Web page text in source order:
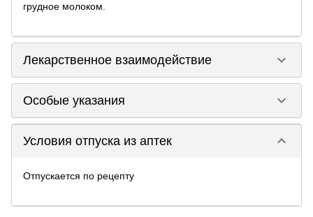
грудное молоком.
Лекарственное взаимодействие keyboard_arrow_down
Особые указания keyboard_arrow_down
Условия отпуска из аптек keyboard_arrow_down
Отпускается по рецепту